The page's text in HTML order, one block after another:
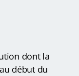
dont la
début du